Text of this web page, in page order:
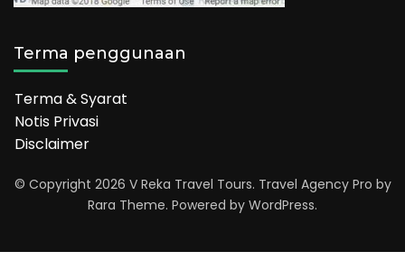
Terma penggunaan
Terma & Syarat
Notis Privasi
Disclaimer
© Copyright 2026 V Reka Travel Tours. Travel Agency Pro by
Rara Theme. Powered by WordPress.